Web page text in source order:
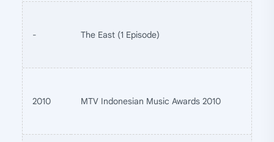
- The East (1 Episode)
2010 MTV Indonesian Music Awards 2010